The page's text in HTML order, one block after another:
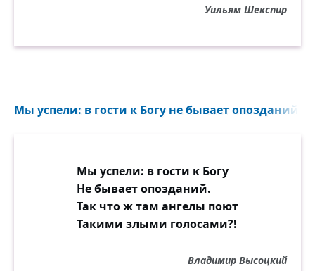
Уильям Шекспир
Мы успели: в гости к Богу не бывает опозданий...
Мы успели: в гости к Богу
Не бывает опозданий.
Так что ж там ангелы поют
Такими злыми голосами?!
Владимир Высоцкий